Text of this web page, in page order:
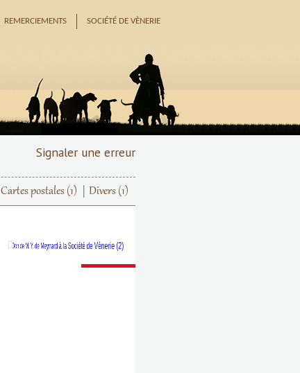
REMERCIEMENTS SOCIÉTÉ DE VÈNERIE
Signaler une erreur
Cartes postales (1) Divers (1)